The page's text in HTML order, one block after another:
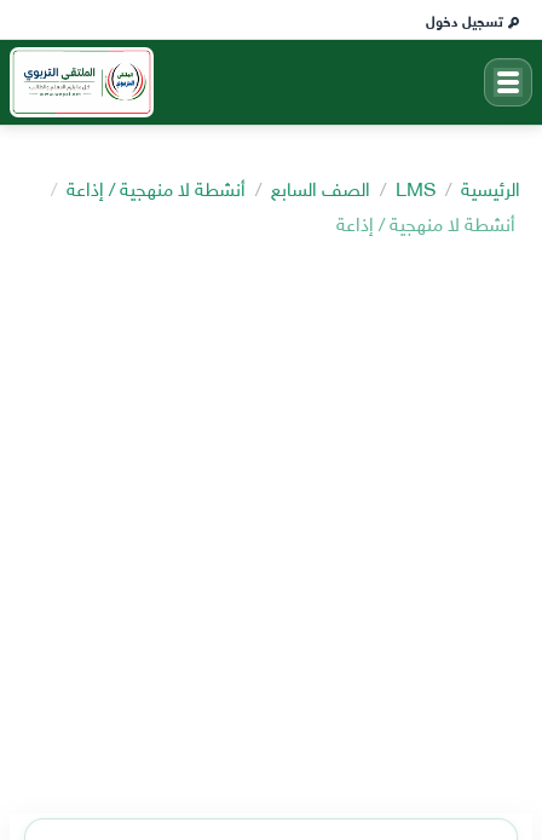
تسجيل دخول
الرئيسية LMS الصف السابع
أنشطة لا منهجية / إذاعة
أنشطة لا منهجية / إذاعة